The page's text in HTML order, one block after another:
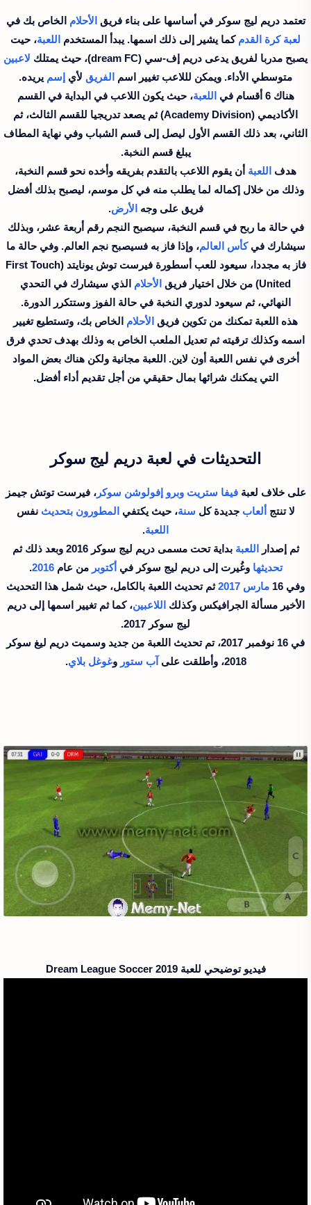
تعتمد دريم ليج سوكر في أساسها على بناء فريق الأحلام الخاص بك في
لعبة كرة القدم كما يشير إلى ذلك اسمها. يبدأ المستخدم اللعبة، حيت
يصبح مدربا لفريق يدعى دريم إف-سي (dream FC)، حيث يمتلك
لاعبين
متوسطي الأداء. ويمكن لللاعب تغيير اسم الفريق لأي إسم يريده.
هناك 6 أقسام في
اللعبة، حيث يكون اللاعب في البداية في القسم
الأكاديمي (Academy Division) ثم يصعد تدريجيا للقسم الثالث، ثم
الثاني، بعد ذلك القسم الأول ليصل إلى قسم الشباب وفي نهاية المطاف
يبلغ قسم النخبة.
هدف اللعبة أن يقوم اللاعب بالتقدم بفريقه وأخده نحو قسم النخبة،
وذلك من خلال إكماله لما يطلب منه في كل موسم، ليصبح بذلك أفضل
فريق على وجه الأرض.
في حالة ما ربح في قسم النخبة، سيصبح النجم رقم أربعة عشر، وبذلك
سيشارك فيكأس العالم، وإذا فاز به فسيصبح نجم العالم. وفي حالة ما
فاز به مجددا، سيعود للعب أسطورة فيرست توش يونايتد (First Touch
United) من خلال اختيار فريق
الأحلام الذي سيشارك في التحدي
النهائي، ثم سيعود لدوري النخبة في حالة الفوز وستتكرر الدورة.
هذه اللعبة تمكنك من تكوين فريق الأحلام الخاص بك، وتستطيع تغيير
اسمه وكذلك ترقيته ثم تعديل الملعب الخاص به وذلك بهدف تحدي فرق
أخرى في نفس اللعبة أون لاين. اللعبة مجانية ولكن هناك بعض المواد
التي يمكنك شرائها بمال حقيقي من أجل تقديم أداء أفضل.
التحديثات في لعبة دريم ليج سوكر
على خلاف لعبةفيفا ستريت وبرو إفولوشن سوكر، فيرست توتش جيمز
لا تنتج ألعاب جديدة كل سنة، حيث يكتفي المطورون بتحديث نفس
اللعبة.
ثم إصدار
اللعبة بداية تحت مسمى دريم ليج سوكر 2016 وبعد ذلك ثم
تحديثها وغُيرت إلى دريم ليج سوكر في أكتوبر من عام2016
.
وفي 16
مارس 2017ثم تحديث اللعبة بالكامل، حيث شمل هذا التحديث
الأخير مسألة الجرافيكس وكذلك اللاعبين، كما ثم تغيير اسمها إلى دريم
ليج سوكر 2017.
في 16 نوفمبر 2017، تم تحديث اللعبة من جديد وسميت دريم ليغ سوكر
2018، وأطلقت على
آب ستور وغوغل بلاي.
فيديو توضيحي للعبة Dream League Soccer 2019‏